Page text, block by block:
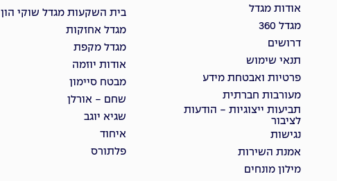
אודות מגדל
מגדל 360
דרושים
תנאי שימוש
פרטיות ואבטחת מידע
מעורבות חברתית
תביעות ייצוגיות - הודעות
לציבור
נגישות
אמנת השירות
מילון מונחים
בית השקעות מגדל שוקי הון
מגדל אחזקות
מגדל מקפת
אודות יוזמה
מבטח סיימון
שחם - אורלן
שגיא יוגב
איחוד
פלתורס